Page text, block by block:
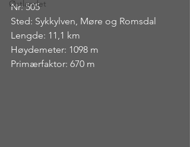
Østlandet
Nr: 505
Sted: Sykkylven, Møre og Romsdal
Lengde: 11,1 km
Høydemeter: 1098 m
Primærfaktor: 670 m